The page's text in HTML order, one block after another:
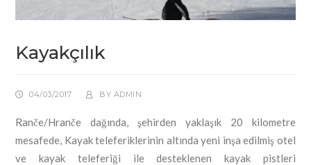
Kayakçılık
04/03/2017 BY ADMIN
Ranče/Hranče dağında, şehirden yaklaşık 20 kilometre
mesafede, Kayak teleferiklerinin altında yeni inşa edilmiş otel
ve kayak teleferiği ile desteklenen kayak pistleri